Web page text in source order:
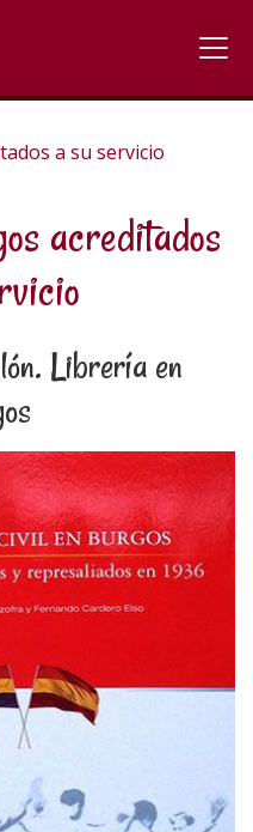
a su servicio
acreditados
Librería en